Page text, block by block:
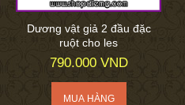
Dương vật giả 2 đầu đặc
ruột cho les
790.000 VND